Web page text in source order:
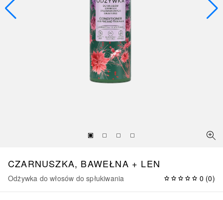
CZARNUSZKA, BAWEŁNA + LEN
Odżywka do włosów do spłukiwania 0 (0)